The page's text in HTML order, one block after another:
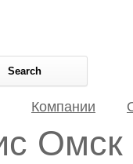
Компании
Омск